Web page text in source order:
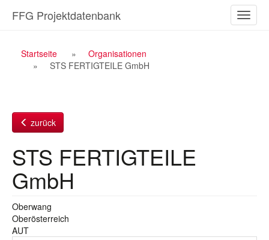
Inhalt
ein-/
FFG Projektdatenbank
Breadcrumb
Navigation
Startseite
Organisationen
STS FERTIGTEILE GmbH
zurück
STS FERTIGTEILE
GmbH
Oberwang
Oberösterreich
AUT